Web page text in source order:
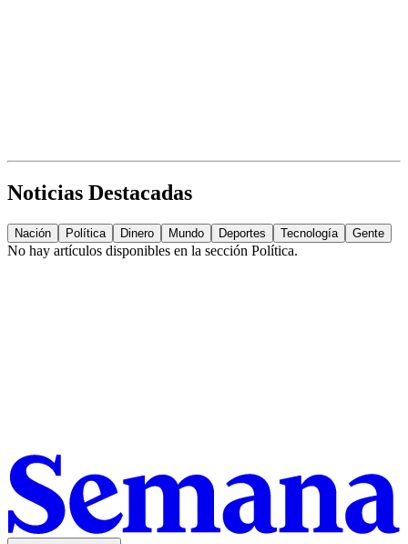
Noticias Destacadas
Nación Política Dinero Mundo Deportes Tecnología Gente
No hay artículos disponibles en la sección Política.